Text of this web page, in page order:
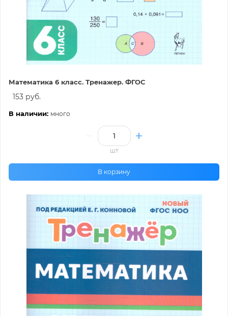
Математика 6 класс. Тренажер. ФГОС
153 руб.
В наличии: много
шт
В корзину